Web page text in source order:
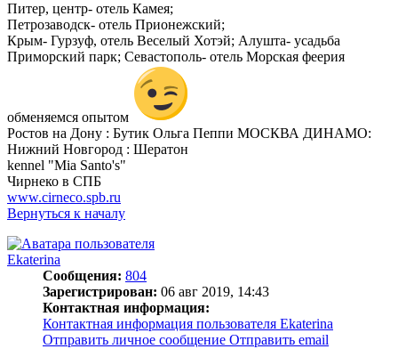
Питер, центр- отель Камея;
Петрозаводск- отель Прионежский;
Крым- Гурзуф, отель Веселый Хотэй; Алушта- усадьба
Приморский парк; Севастополь- отель Морская феерия
обменяемся опытом
Ростов на Дону : Бутик Ольга Пеппи МОСКВА ДИНАМО:
Нижний Новгород : Шератон
kennel "Mia Santo's"
Чирнеко в СПБ
www.cirneco.spb.ru
Вернуться к началу
Ekaterina
Сообщения: 804
Зарегистрирован: 06 авг 2019, 14:43
Контактная информация:
Контактная информация пользователя Ekaterina
Отправить личное сообщение Отправить email